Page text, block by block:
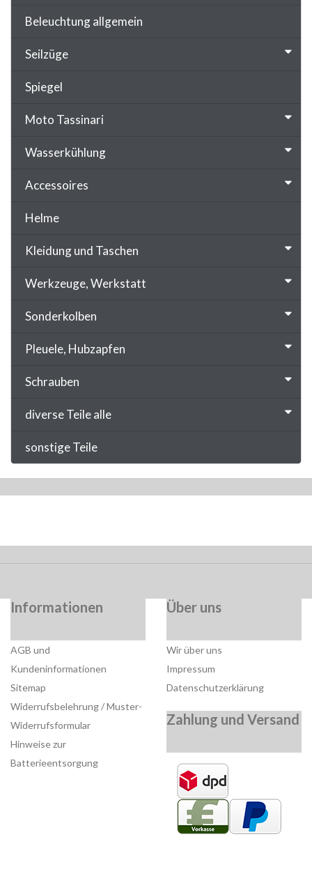
Beleuchtung allgemein
Seilzüge
Spiegel
Moto Tassinari
Wasserkühlung
Accessoires
Helme
Kleidung und Taschen
Werkzeuge, Werkstatt
Sonderkolben
Pleuele, Hubzapfen
Schrauben
diverse Teile alle
sonstige Teile
Informationen
AGB und
Kundeninformationen
Sitemap
Widerrufsbelehrung / Muster-
Widerrufsformular
Hinweise zur
Batterieentsorgung
Über uns
Wir über uns
Impressum
Datenschutzerklärung
Zahlung und Versand